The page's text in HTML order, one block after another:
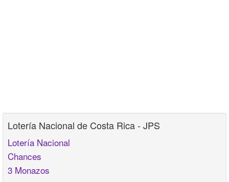
Lotería Nacional de Costa Rica - JPS
Lotería Nacional
Chances
3 Monazos